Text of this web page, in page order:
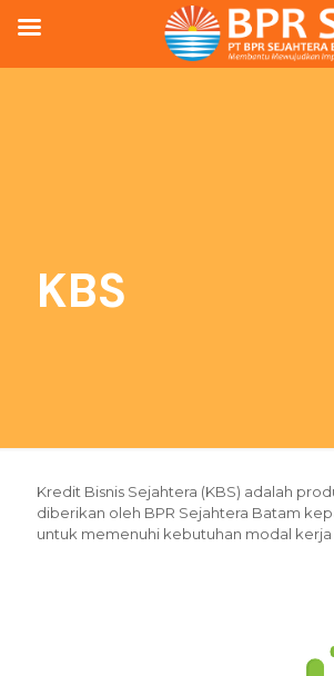
KBS
Kredit Bisnis Sejahtera (KBS) adalah
diberikan oleh BPR Sejahtera Batam
untuk memenuhi kebutuhan modal kerja